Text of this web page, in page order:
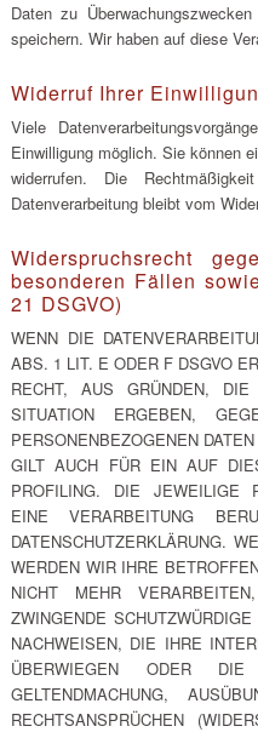
Daten zu
speichern. Wir haben auf diese
Widerruf Ihrer
Viele
Einwilligung möglich. Sie können
widerrufen. Die
Datenverarbeitung bleibt vom
Widerspruchsrecht
besonderen Fällen
21 DSGVO)
WENN DIE
ABS. 1 LIT. E ODER F DSGVO
RECHT, AUS GRÜNDEN,
SITUATION ERGEBEN,
PERSONENBEZOGENEN
GILT AUCH FÜR EIN AUF
PROFILING. DIE JEWEILIGE
EINE VERARBEITUNG
DATENSCHUTZERKLÄRUNG.
WERDEN WIR IHRE
NICHT MEHR
ZWINGENDE
NACHWEISEN, DIE IHRE
ÜBERWIEGEN ODER
GELTENDMACHUNG,
RECHTSANSPRÜCHEN